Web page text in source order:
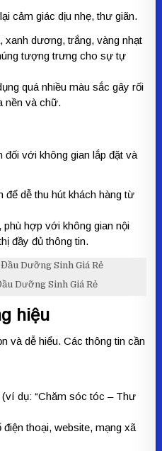
cảm giác dịu nhẹ, thư giãn.
xanh dương, trắng, vàng nhạt
tượng trưng cho sự tự
quá nhiều màu sắc gây rối
nền và chữ.
với không gian lắp đặt và
để dễ thu hút khách hàng từ
phù hợp với không gian nội
đầy đủ thông tin.
Dưỡng Sinh Giá Rẻ
hiệu
và dễ hiểu. Các thông tin cần
dụ: “Chăm sóc tóc – Thư
thoại, website, mạng xã